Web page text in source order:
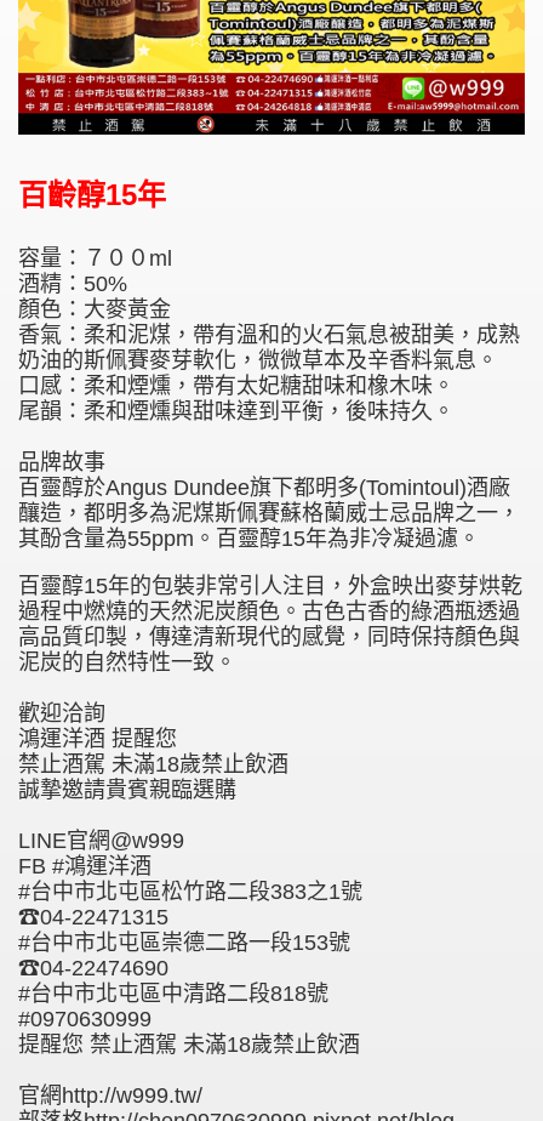
百齡醇15年
容量：７００ml
酒精：50%
顏色：大麥黃金
香氣：柔和泥煤，帶有溫和的火石氣息被甜美，成熟
奶油的斯佩賽麥芽軟化，微微草本及辛香料氣息。
口感：柔和煙燻，帶有太妃糖甜味和橡木味。
尾韻：柔和煙燻與甜味達到平衡，後味持久。
品牌故事
百靈醇於Angus Dundee旗下都明多(Tomintoul)酒廠
釀造，都明多為泥煤斯佩賽蘇格蘭威士忌品牌之一，
其酚含量為55ppm。百靈醇15年為非冷凝過濾。
百靈醇15年的包裝非常引人注目，外盒映出麥芽烘乾
過程中燃燒的天然泥炭顏色。古色古香的綠酒瓶透過
高品質印製，傳達清新現代的感覺，同時保持顏色與
泥炭的自然特性一致。
歡迎洽詢
鴻運洋酒 提醒您
禁止酒駕 未滿18歲禁止飲酒
誠摯邀請貴賓親臨選購
LINE官網@w999
FB #鴻運洋酒
#台中市北屯區松竹路二段383之1號
☎04-22471315
#台中市北屯區崇德二路一段153號
☎04-22474690
#台中市北屯區中清路二段818號
#0970630999
提醒您 禁止酒駕 未滿18歲禁止飲酒
官網http://w999.tw/